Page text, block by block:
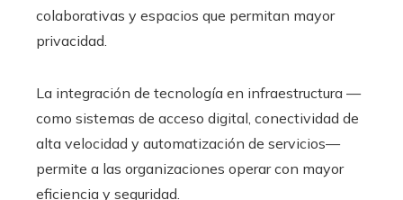
colaborativas y espacios que permitan mayor
privacidad.
La integración de tecnología en infraestructura —
como sistemas de acceso digital, conectividad de
alta velocidad y automatización de servicios—
permite a las organizaciones operar con mayor
eficiencia y seguridad.